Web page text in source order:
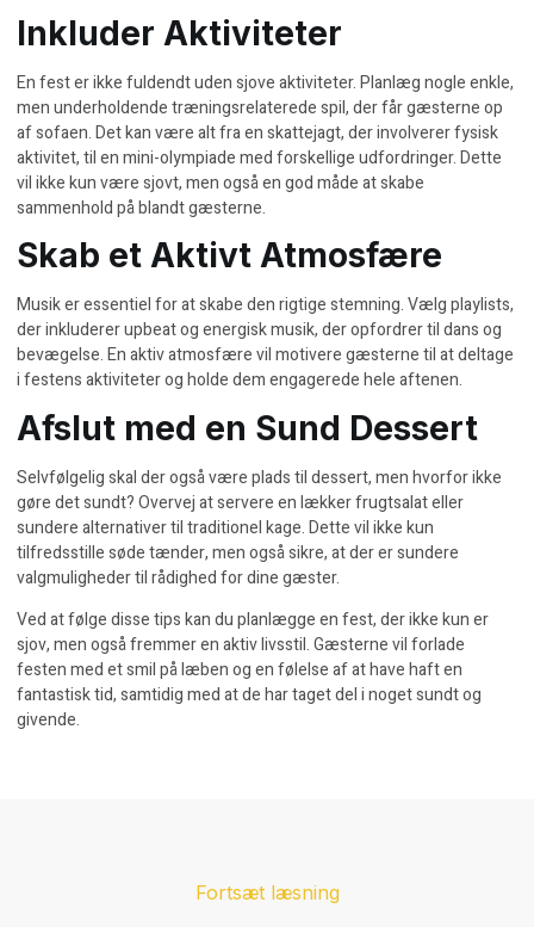
Inkluder Aktiviteter
En fest er ikke fuldendt uden sjove aktiviteter. Planlæg nogle enkle,
men underholdende træningsrelaterede spil, der får gæsterne op
af sofaen. Det kan være alt fra en skattejagt, der involverer fysisk
aktivitet, til en mini-olympiade med forskellige udfordringer. Dette
vil ikke kun være sjovt, men også en god måde at skabe
sammenhold på blandt gæsterne.
Skab et Aktivt Atmosfære
Musik er essentiel for at skabe den rigtige stemning. Vælg playlists,
der inkluderer upbeat og energisk musik, der opfordrer til dans og
bevægelse. En aktiv atmosfære vil motivere gæsterne til at deltage
i festens aktiviteter og holde dem engagerede hele aftenen.
Afslut med en Sund Dessert
Selvfølgelig skal der også være plads til dessert, men hvorfor ikke
gøre det sundt? Overvej at servere en lækker frugtsalat eller
sundere alternativer til traditionel kage. Dette vil ikke kun
tilfredsstille søde tænder, men også sikre, at der er sundere
valgmuligheder til rådighed for dine gæster.
Ved at følge disse tips kan du planlægge en fest, der ikke kun er
sjov, men også fremmer en aktiv livsstil. Gæsterne vil forlade
festen med et smil på læben og en følelse af at have haft en
fantastisk tid, samtidig med at de har taget del i noget sundt og
givende.
Fortsæt læsning